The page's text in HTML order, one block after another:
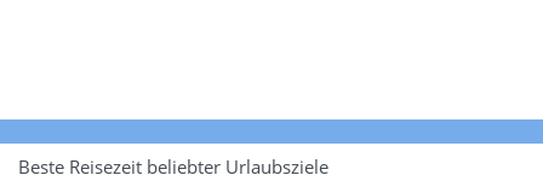
Beste Reisezeit beliebter Urlaubsziele